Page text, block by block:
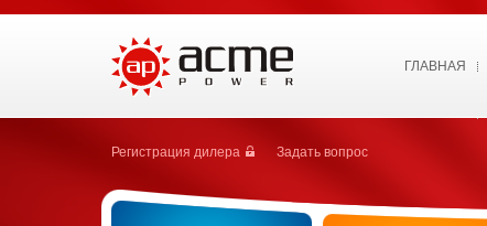
ГЛАВНАЯ
Регистрация дилера Задать вопрос